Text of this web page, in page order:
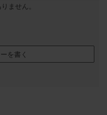
ません。
を書く